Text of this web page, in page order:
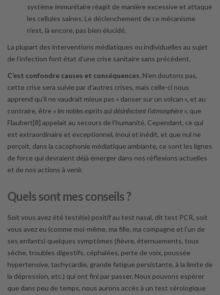
système immunitaire réagit de manière excessive et attaque
les cellules saines. Le déclenchement de ce mécanisme
n’est, là encore, pas bien élucidé.
La plupart des interventions médiatiques ou individuelles au sujet
de l’infection font état d’une crise sanitaire sans précédent.
C’est confondre causes et conséquences. N’en doutons pas,
cette crise sera suivie par d’autres crises, mais celle-ci nous
apprend qu’il ne vaudrait mieux pas « danser sur un volcan », et au
contraire, être « les nobles esprits qui désinfectent l’atmosphère », que
Flaubert[8] appelait au secours de l’humanité. Cependant, ce qui
est extraordinaire et exceptionnel, inouï et inédit, et que nul ne
perçoit, dans la cacophonie médiatique ambiante, ce sont les lignes
de force qui devraient déjà émerger dans nos réflexions actuelles
et de nos actions à venir.
Quels sont mes conseils ?
Soit vous avez été testé(e) positif au test nasal, dit test PCR, soit
vous avez eu (comme moi-même, ma fille, ma compagne et l’un de
ses enfants) quelques symptômes (fièvre, éternuements, toux
sèche, troubles digestifs, céphalées, perte de voix, poussée
hypertensive, tachycardie, grande fatigue persistante, à la limite de
la dépression, etc.) qui ont fini par passer. Nous pouvons espérer
que dans peu de temps, nous aurons accès à un test sérologique